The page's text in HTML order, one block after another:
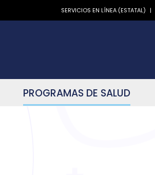
SERVICIOS EN LÍNEA (ESTATAL) |
PROGRAMAS DE SALUD